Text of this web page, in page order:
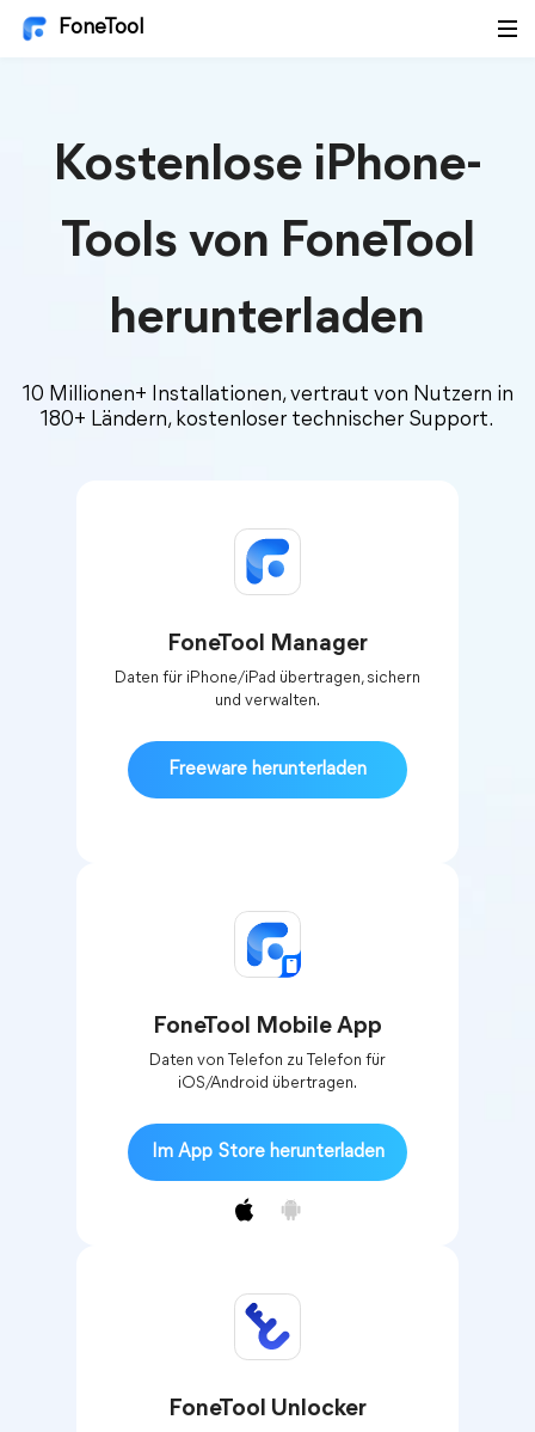
FoneTool
Kostenlose iPhone-
Tools von FoneTool
herunterladen
10 Millionen+ Installationen, vertraut von Nutzern in
180+ Ländern, kostenloser technischer Support.
FoneTool Manager
Daten für iPhone/iPad übertragen, sichern
und verwalten.
Freeware herunterladen
FoneTool Mobile App
Daten von Telefon zu Telefon für
iOS/Android übertragen.
Im App Store herunterladen
FoneTool Unlocker